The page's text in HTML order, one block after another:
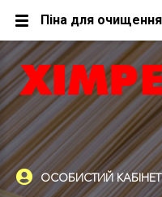
ОСОБИСТИЙ КАБІНЕТ